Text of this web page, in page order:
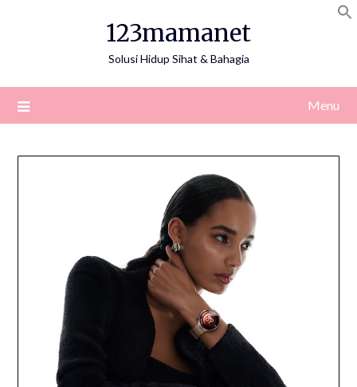
123mamanet
Solusi Hidup Sihat & Bahagia
Menu